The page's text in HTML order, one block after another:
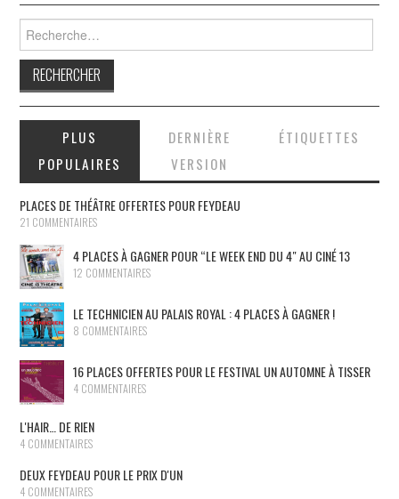
PLUS
POPULAIRES
DERNIÈRE
VERSION
ÉTIQUETTES
PLACES DE THÉÂTRE OFFERTES POUR FEYDEAU
21 COMMENTAIRES
4 PLACES À GAGNER POUR “LE WEEK END DU 4″ AU CINÉ 13
12 COMMENTAIRES
LE TECHNICIEN AU PALAIS ROYAL : 4 PLACES À GAGNER !
8 COMMENTAIRES
16 PLACES OFFERTES POUR LE FESTIVAL UN AUTOMNE À TISSER
4 COMMENTAIRES
L'HAIR… DE RIEN
4 COMMENTAIRES
DEUX FEYDEAU POUR LE PRIX D'UN
4 COMMENTAIRES